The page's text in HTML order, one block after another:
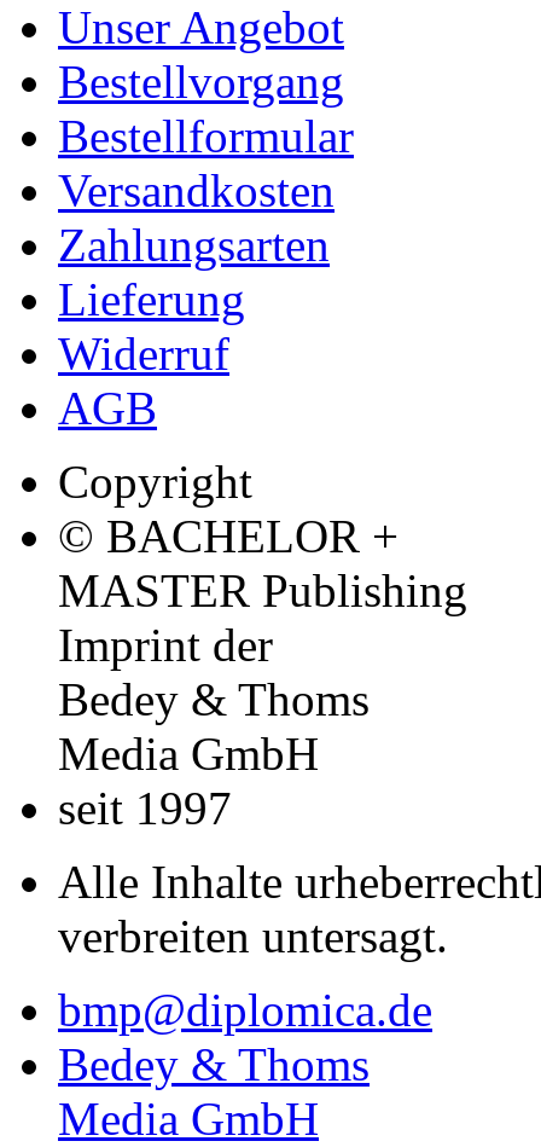
Unser Angebot
Bestellvorgang
Bestellformular
Versandkosten
Zahlungsarten
Lieferung
Widerruf
AGB
Copyright
© BACHELOR +
MASTER Publishing
Imprint der
Bedey & Thoms
Media GmbH
seit 1997
Alle Inhalte
verbreiten untersagt.
bmp@diplomica.de
Bedey & Thoms
Media GmbH